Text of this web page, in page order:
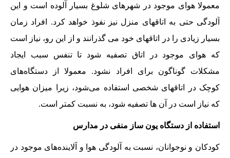
معمولا هوای موجود در شهرهای شلوغ بسیار آلوده است و این
آلودگی حتی به اتاقهای منزل نیز نفوذ خواهد کرد. افراد زمان
بسیار زیادی را در اتاقهای خود می گذرانند و از این رو، نیاز است
که هوای موجود در اتاق تصفیه شود تا تنفس سبب ایجاد
مشکلات گوناگون برای افراد نشود. معمولا از دستگاه‌های
کوچک در اتاقهای شخصی استفاده می‌شود، زیرا میزان هوایی
که نیاز است در آن ها تصفیه شود، به نسبت کمتر است.
استفاده از دستگاه یون ساز منفی در مدارس
کودکان و نوجوانان، نسبت به آلودگی هوا و آلاینده‌های موجود در